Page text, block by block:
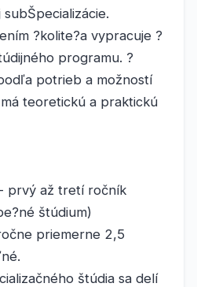
?kolite?a vypracuje ?
programu. ?
potrieb a možností
teoretickú a praktickú
prvý až tretí ročník
štúdium)
priemerne 2,5
štúdia sa delí